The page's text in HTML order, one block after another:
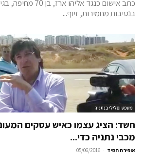
כתב אישום כנגד
בנסיבות מחמירות, זיוף...
משפט ופלילי בנתניה
חשד: הציג עצמו כאיש עסקים
מכבי נתניה כדי...
אופירה חסיד -
05/06/2016